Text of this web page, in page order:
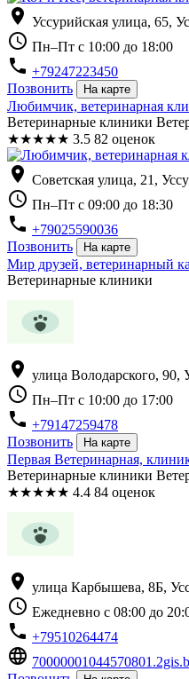
location_on Уссурийская улица, 65,
schedule Пн–Пт с 10:00 до 18:00
phone +79247223450
Позвонить
На карте
Любимчик, ветеринарная
Ветеринарные клиники
★★★★★ 3.5 82 оценок
location_on Советская улица, 21,
schedule Пн–Пт с 09:00 до 18:30
phone +79025590036
Позвонить
На карте
Мир друзей, ветеринарный
Ветеринарные клиники
location_on улица Володарского, 90,
schedule Пн–Пт с 10:00 до 17:00
phone +79147259478
Позвонить
На карте
Первая Ветеринарная,
Ветеринарные клиники
★★★★★ 4.4 84 оценок
location_on улица Карбышева, 8Б,
schedule Ежедневно с 08:00 до
phone +79510264474
language